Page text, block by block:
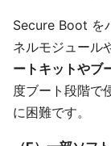
Secure Boot を
ネルモジュール
ートキットやブ
度ブート段階で
に困難です。